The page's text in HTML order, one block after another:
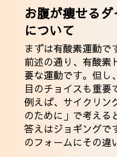
お腹が痩せる
について
まずは有酸素運動で
前述の通り、有酸素
要な運動です。但し
目のチョイスも重要
例えば、サイクリン
のために」で考える
答えはジョギングで
のフォームにその違